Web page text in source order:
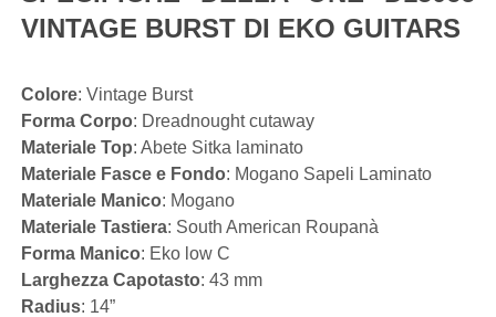
VINTAGE BURST DI EKO GUITARS
Colore: Vintage Burst
Forma Corpo: Dreadnought cutaway
Materiale Top: Abete Sitka laminato
Materiale Fasce e Fondo: Mogano Sapeli Laminato
Materiale Manico: Mogano
Materiale Tastiera: South American Roupanà
Forma Manico: Eko low C
Larghezza Capotasto: 43 mm
Radius: 14”